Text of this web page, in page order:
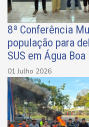
8ª Conferência
população para
SUS em Água Boa
01 Julho 2026